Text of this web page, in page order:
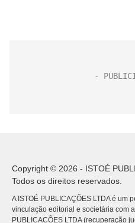
Copyright © 2026 - ISTOÉ
Todos os direitos reservados.
A ISTOÉ PUBLICAÇÕES LTDA é um
vinculação editorial e societária com
PUBLICACÕES LTDA (recuperação